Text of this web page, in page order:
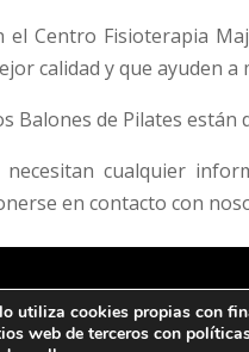
el Centro Fisioterapia
calidad y que ayuden
Balones de Pilates
necesitan cualquier
en contacto con
2022 CFM
utiliza cookies propias con
web de terceros con